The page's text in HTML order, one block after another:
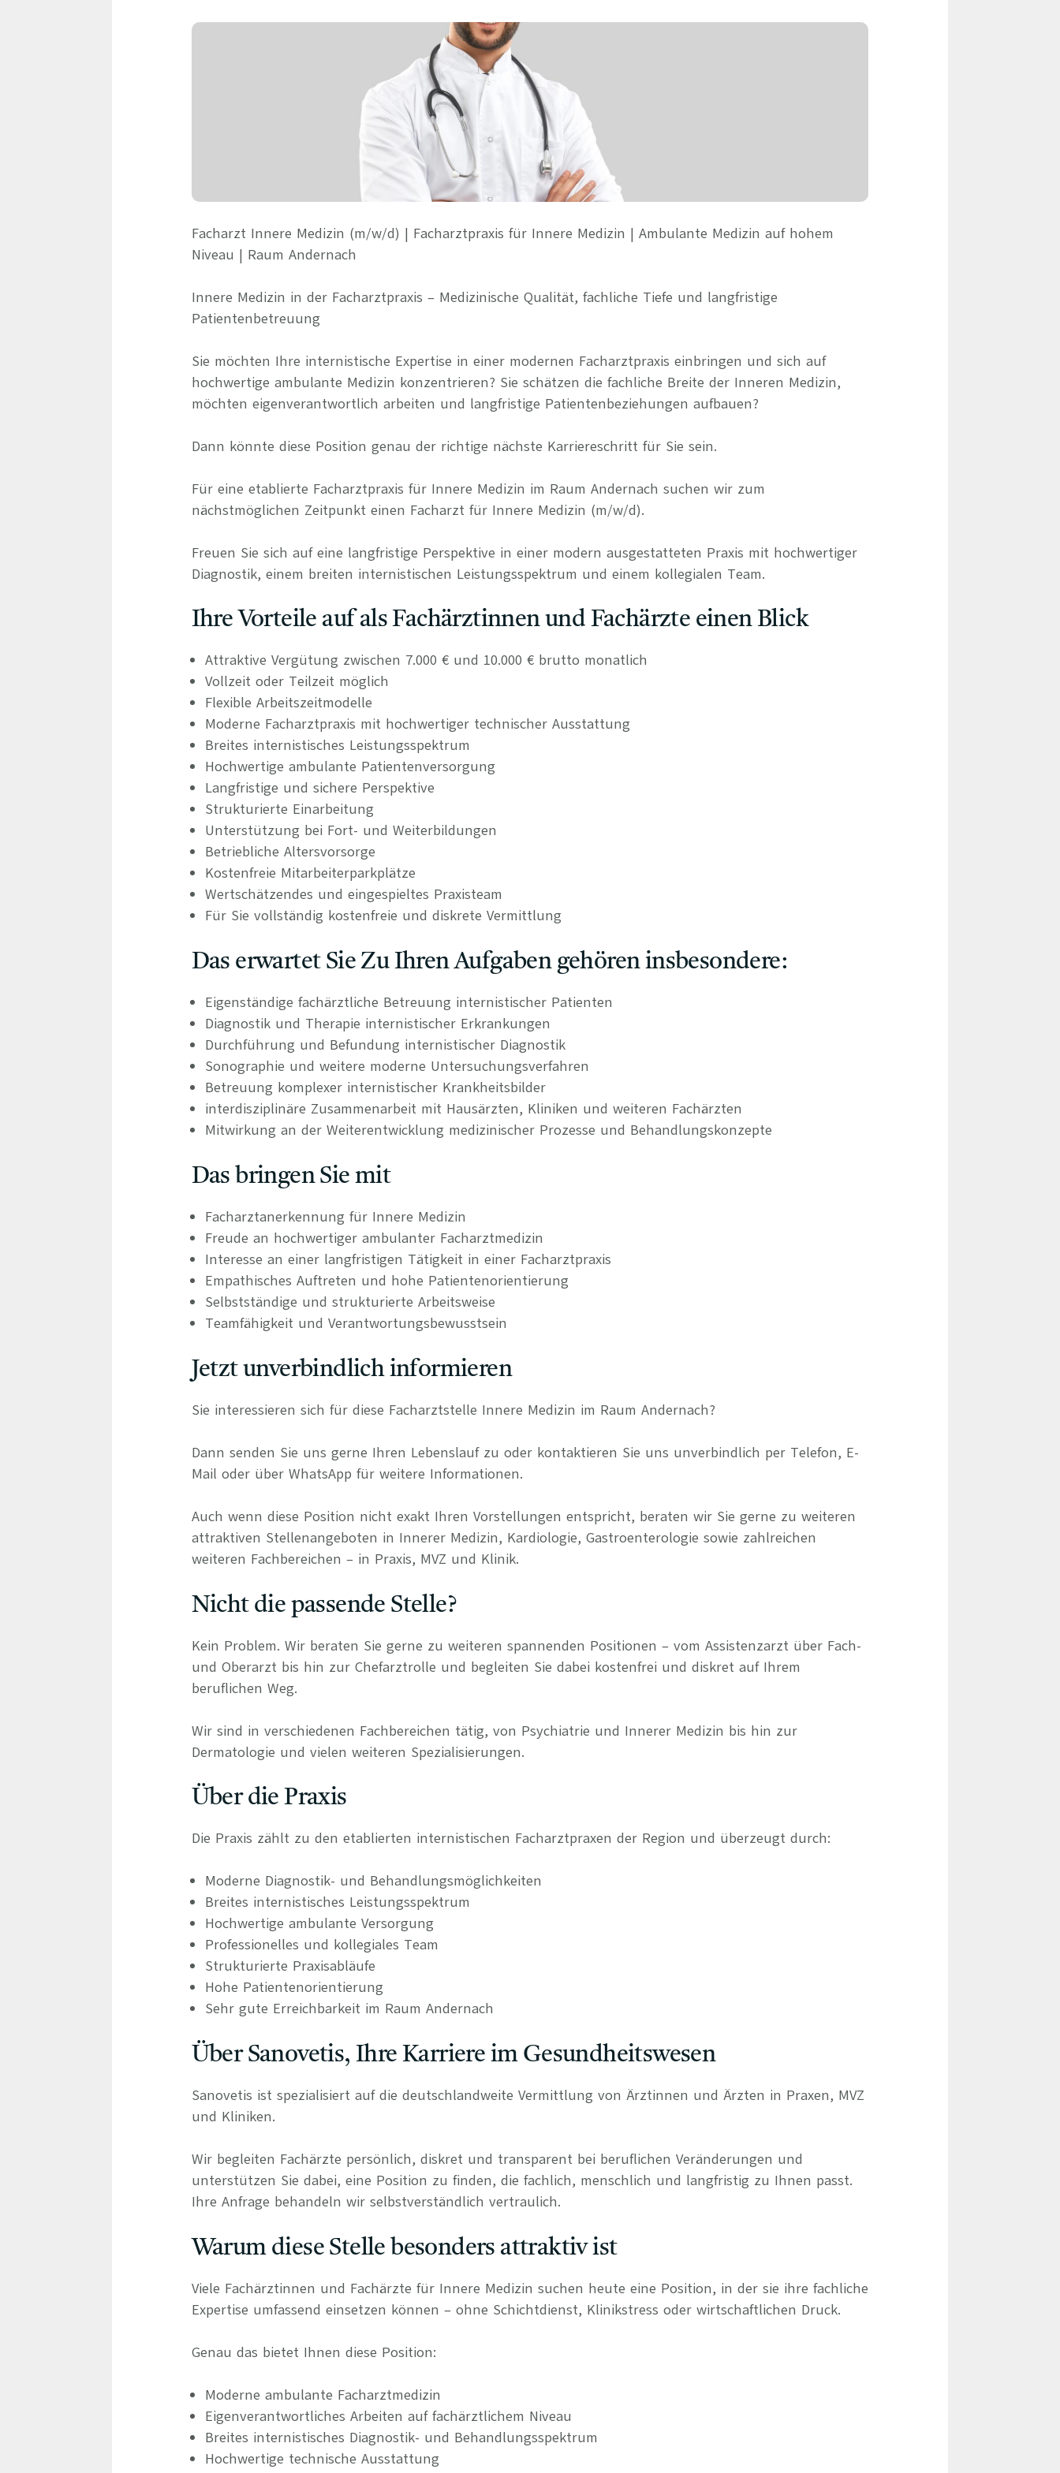
Erfolgsbasierte Personalvermittlung
Facharzt Innere Medizin (m/w/d) | Facharztpraxis für Innere Medizin | Ambulante Medizin auf hohem
Niveau | Raum Andernach
Innere Medizin in der Facharztpraxis – Medizinische Qualität, fachliche Tiefe und langfristige
Patientenbetreuung
Sie möchten Ihre internistische Expertise in einer modernen Facharztpraxis einbringen und sich auf
hochwertige ambulante Medizin konzentrieren? Sie schätzen die fachliche Breite der Inneren Medizin,
möchten eigenverantwortlich arbeiten und langfristige Patientenbeziehungen aufbauen?
Dann könnte diese Position genau der richtige nächste Karriereschritt für Sie sein.
Für eine etablierte Facharztpraxis für Innere Medizin im Raum Andernach suchen wir zum
nächstmöglichen Zeitpunkt einen Facharzt für Innere Medizin (m/w/d).
Freuen Sie sich auf eine langfristige Perspektive in einer modern ausgestatteten Praxis mit hochwertiger
Diagnostik, einem breiten internistischen Leistungsspektrum und einem kollegialen Team.
Ihre Vorteile auf als Fachärztinnen und Fachärzte einen Blick
Attraktive Vergütung zwischen 7.000 € und 10.000 € brutto monatlich
Vollzeit oder Teilzeit möglich
Flexible Arbeitszeitmodelle
Moderne Facharztpraxis mit hochwertiger technischer Ausstattung
Breites internistisches Leistungsspektrum
Hochwertige ambulante Patientenversorgung
Langfristige und sichere Perspektive
Strukturierte Einarbeitung
Unterstützung bei Fort- und Weiterbildungen
Betriebliche Altersvorsorge
Kostenfreie Mitarbeiterparkplätze
Wertschätzendes und eingespieltes Praxisteam
Für Sie vollständig kostenfreie und diskrete Vermittlung
Das erwartet Sie Zu Ihren Aufgaben gehören insbesondere:
Eigenständige fachärztliche Betreuung internistischer Patienten
Diagnostik und Therapie internistischer Erkrankungen
Durchführung und Befundung internistischer Diagnostik
Sonographie und weitere moderne Untersuchungsverfahren
Betreuung komplexer internistischer Krankheitsbilder
interdisziplinäre Zusammenarbeit mit Hausärzten, Kliniken und weiteren Fachärzten
Mitwirkung an der Weiterentwicklung medizinischer Prozesse und Behandlungskonzepte
Das bringen Sie mit
Facharztanerkennung für Innere Medizin
Freude an hochwertiger ambulanter Facharztmedizin
Interesse an einer langfristigen Tätigkeit in einer Facharztpraxis
Empathisches Auftreten und hohe Patientenorientierung
Selbstständige und strukturierte Arbeitsweise
Teamfähigkeit und Verantwortungsbewusstsein
Jetzt unverbindlich informieren
Sie interessieren sich für diese Facharztstelle Innere Medizin im Raum Andernach?
Dann senden Sie uns gerne Ihren Lebenslauf zu oder kontaktieren Sie uns unverbindlich per Telefon, E-
Mail oder über WhatsApp für weitere Informationen.
Auch wenn diese Position nicht exakt Ihren Vorstellungen entspricht, beraten wir Sie gerne zu weiteren
attraktiven Stellenangeboten in Innerer Medizin, Kardiologie, Gastroenterologie sowie zahlreichen
weiteren Fachbereichen – in Praxis, MVZ und Klinik.
Nicht die passende Stelle?
Kein Problem. Wir beraten Sie gerne zu weiteren spannenden Positionen – vom Assistenzarzt über Fach-
und Oberarzt bis hin zur Chefarztrolle und begleiten Sie dabei kostenfrei und diskret auf Ihrem
beruflichen Weg.
Wir sind in verschiedenen Fachbereichen tätig, von Psychiatrie und Innerer Medizin bis hin zur
Dermatologie und vielen weiteren Spezialisierungen.
Über die Praxis
Die Praxis zählt zu den etablierten internistischen Facharztpraxen der Region und überzeugt durch:
Moderne Diagnostik- und Behandlungsmöglichkeiten
Breites internistisches Leistungsspektrum
Hochwertige ambulante Versorgung
Professionelles und kollegiales Team
Strukturierte Praxisabläufe
Hohe Patientenorientierung
Sehr gute Erreichbarkeit im Raum Andernach
Über Sanovetis, Ihre Karriere im Gesundheitswesen
Sanovetis ist spezialisiert auf die deutschlandweite Vermittlung von Ärztinnen und Ärzten in Praxen, MVZ
und Kliniken.
Wir begleiten Fachärzte persönlich, diskret und transparent bei beruflichen Veränderungen und
unterstützen Sie dabei, eine Position zu finden, die fachlich, menschlich und langfristig zu Ihnen passt.
Ihre Anfrage behandeln wir selbstverständlich vertraulich.
Warum diese Stelle besonders attraktiv ist
Viele Fachärztinnen und Fachärzte für Innere Medizin suchen heute eine Position, in der sie ihre fachliche
Expertise umfassend einsetzen können – ohne Schichtdienst, Klinikstress oder wirtschaftlichen Druck.
Genau das bietet Ihnen diese Position:
Moderne ambulante Facharztmedizin
Eigenverantwortliches Arbeiten auf fachärztlichem Niveau
Breites internistisches Diagnostik- und Behandlungsspektrum
Hochwertige technische Ausstattung